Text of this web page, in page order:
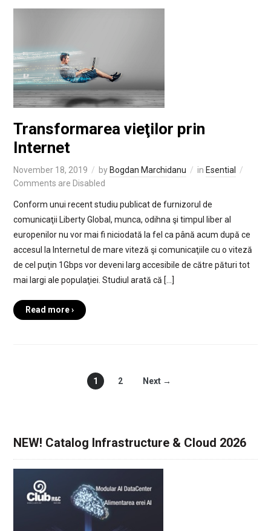
Transformarea vieţilor prin
Internet
November 18, 2019 byBogdan Marchidanu in Esential
Comments are Disabled
Conform unui recent studiu publicat de furnizorul de
comunicaţii Liberty Global, munca, odihna şi timpul liber al
europenilor nu vor mai fi niciodată la fel ca până acum după ce
accesul la Internetul de mare viteză şi comunicaţiile cu o viteză
de cel puţin 1Gbps vor deveni larg accesibile de către pături tot
mai largi ale populaţiei. Studiul arată că […]
Read more ›
1 2 Next →
NEW! Catalog Infrastructure & Cloud 2026